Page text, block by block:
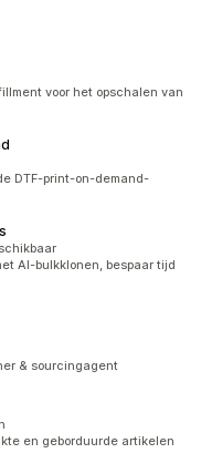
voor het opschalen van
DTF-print-on-demand-
AI-bulkklonen, bespaar tijd
& sourcingagent
en geborduurde artikelen